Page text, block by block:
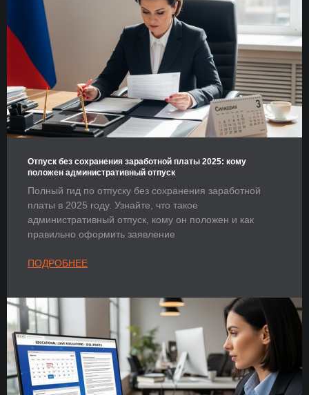
Отпуск без сохранения заработной платы 2025: кому
положен административный отпуск
Полный гид по отпуску без сохранения заработной
платы в 2025 году. Узнайте, что такое
административный отпуск, кому он положен и как
правильно оформить заявление
ПОДРОБНЕЕ